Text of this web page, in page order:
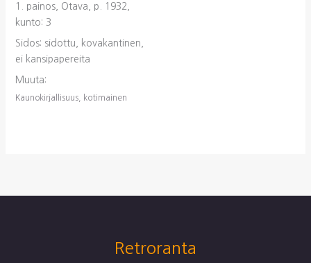
1. painos, Otava, p. 1932,
kunto: 3
Sidos: sidottu, kovakantinen,
ei kansipapereita
Muuta:
Kaunokirjallisuus, kotimainen
Retroranta